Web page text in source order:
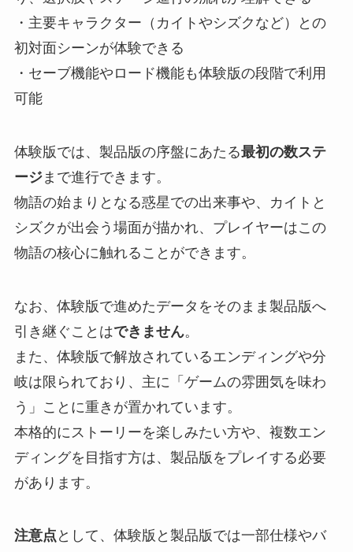
・主要キャラクター（カイトやシズクなど）との
初対面シーンが体験できる
・セーブ機能やロード機能も体験版の段階で利用
可能
体験版では、製品版の序盤にあたる最初の数ステ
ージまで進行できます。
物語の始まりとなる惑星での出来事や、カイトと
シズクが出会う場面が描かれ、プレイヤーはこの
物語の核心に触れることができます。
なお、体験版で進めたデータをそのまま製品版へ
引き継ぐことはできません。
また、体験版で解放されているエンディングや分
岐は限られており、主に「ゲームの雰囲気を味わ
う」ことに重きが置かれています。
本格的にストーリーを楽しみたい方や、複数エン
ディングを目指す方は、製品版をプレイする必要
があります。
注意点 として、体験版と製品版では一部仕様やバ